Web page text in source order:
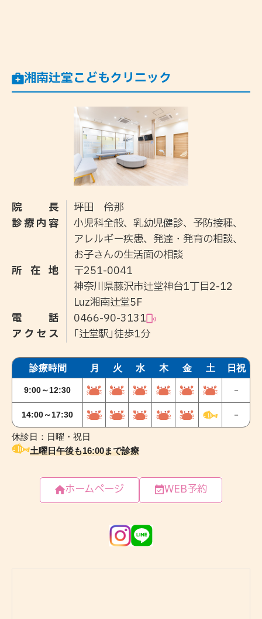
湘南辻堂こどもクリニック
院長
坪田 伶那
診療内容
小児科全般、乳幼児健診、予防接種、
アレルギー疾患、発達・発育の相談、
お子さんの生活面の相談
所在地
〒251-0041
神奈川県藤沢市辻堂神台1丁目2-12
Luz湘南辻堂5F
電話
0466-90-3131
アクセス
｢辻堂駅｣徒歩1分
ホームページ WEB予約